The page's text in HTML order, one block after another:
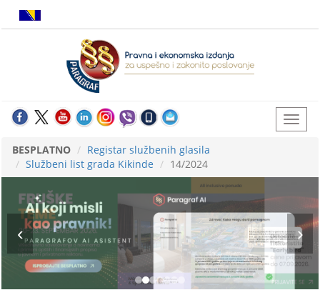
BESPLATNO
Registar službenih glasila
Službeni list grada Kikinde
14/2024